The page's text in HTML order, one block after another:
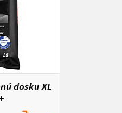
dosku XL